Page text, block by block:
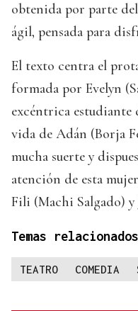
obtenida por parte
ágil, pensada para
El texto centra el
formada por Evelyn
excéntrica estudiante
vida de Adán (Borja
mucha suerte y
atención de esta
Fili (Machi Salgado)
Temas relacionados
TEATRO COMEDIA